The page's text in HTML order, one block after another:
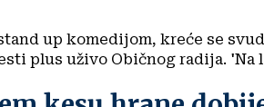
up komedijom, kreće se
nasmijava ljude bioje gostom